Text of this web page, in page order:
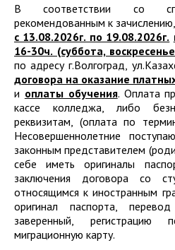
колледж" и подать заявку
целевом обучении на
если поступающий является
заявке прилагается
представителя –
попечителя на
обучении.
Срок подачи заявки на
целевом обучении
заявления о приеме в
- Лечебное дело,
дело – до 10 августа до
времени);
- Лабораторная
15:00 (по московскому
В соответствии со
рекомендованным к
с 13.08.2026г. по 19.08.2026г.
16-30ч. (суббота,
по адресу г.Волгоград,
договора на оказание
и оплаты обучения. Оплата
кассе колледжа, либо
реквизитам, (оплата по
Несовершеннолетние
законным представителем
себе иметь оригиналы
заключения договора со
относящимся к иностранным
оригинал паспорта,
заверенный, регистрацию
миграционную карту.